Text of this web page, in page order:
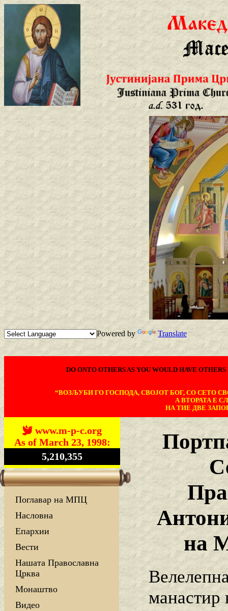
Powered by Translate
DO ONTO OTHERS AS YOU WOULD HAVE
“ВОЗЉУБИ ГО ГОСПОДА, СВОЈОТ БОГ, СО СЕТО
А ВТОРАТА Е
НА ТИЕ ДВЕ
www.m-p-c.org
As of March 23, 1998:
5,210,355
Поглавар на МПЦ
Насловна
Епархии
Вести
Нашата Православна
Црква
Монаштво
Видео
на
манастир